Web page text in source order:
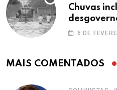
Chuvas
6 DE
MAIS COMENTADOS